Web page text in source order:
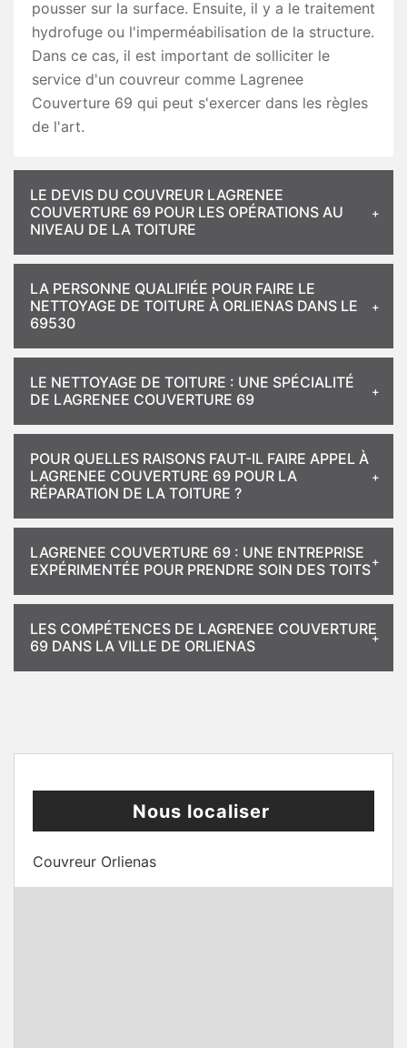
pousser sur la surface. Ensuite, il y a le traitement
hydrofuge ou l'imperméabilisation de la structure.
Dans ce cas, il est important de solliciter le
service d'un couvreur comme Lagrenee
Couverture 69 qui peut s'exercer dans les règles
de l'art.
LE DEVIS DU COUVREUR LAGRENEE
COUVERTURE 69 POUR LES OPÉRATIONS AU
NIVEAU DE LA TOITURE
LA PERSONNE QUALIFIÉE POUR FAIRE LE
NETTOYAGE DE TOITURE À ORLIENAS DANS LE
69530
LE NETTOYAGE DE TOITURE : UNE SPÉCIALITÉ
DE LAGRENEE COUVERTURE 69
POUR QUELLES RAISONS FAUT-IL FAIRE APPEL À
LAGRENEE COUVERTURE 69 POUR LA
RÉPARATION DE LA TOITURE ?
LAGRENEE COUVERTURE 69 : UNE ENTREPRISE
EXPÉRIMENTÉE POUR PRENDRE SOIN DES TOITS
LES COMPÉTENCES DE LAGRENEE COUVERTURE
69 DANS LA VILLE DE ORLIENAS
Nous localiser
Couvreur Orlienas